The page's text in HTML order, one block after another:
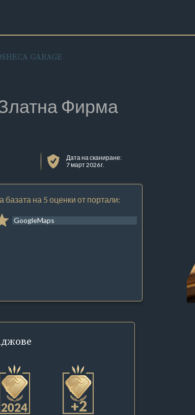
GARAGE
Фирма
Дата на сканиране:
7 март 2026 г.
базата на 5 оценки от портали:
GoogleMaps
+2